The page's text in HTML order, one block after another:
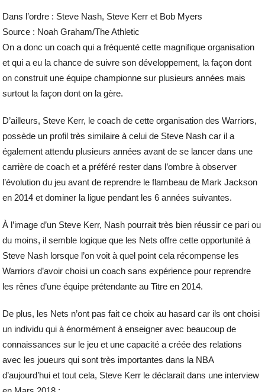
Dans l’ordre : Steve Nash, Steve Kerr et Bob Myers
Source : Noah Graham/The Athletic
On a donc un coach qui a fréquenté cette magnifique organisation
et qui a eu la chance de suivre son développement, la façon dont
on construit une équipe championne sur plusieurs années mais
surtout la façon dont on la gère.
D’ailleurs, Steve Kerr, le coach de cette organisation des Warriors,
possède un profil très similaire à celui de Steve Nash car il a
également attendu plusieurs années avant de se lancer dans une
carrière de coach et a préféré rester dans l’ombre à observer
l’évolution du jeu avant de reprendre le flambeau de Mark Jackson
en 2014 et dominer la ligue pendant les 6 années suivantes.
À l’image d’un Steve Kerr, Nash pourrait très bien réussir ce pari ou
du moins, il semble logique que les Nets offre cette opportunité à
Steve Nash lorsque l’on voit à quel point cela récompense les
Warriors d’avoir choisi un coach sans expérience pour reprendre
les rênes d’une équipe prétendante au Titre en 2014.
De plus, les Nets n’ont pas fait ce choix au hasard car ils ont choisi
un individu qui à énormément à enseigner avec beaucoup de
connaissances sur le jeu et une capacité a créée des relations
avec les joueurs qui sont très importantes dans la NBA
d’aujourd’hui et tout cela, Steve Kerr le déclarait dans une interview